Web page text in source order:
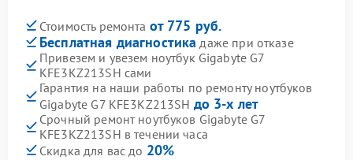
Стоимость ремонта от 775 руб.
Бесплатная диагностика даже при отказе
Привезем и увезем ноутбук Gigabyte G7
KFE3KZ213SH сами
Гарантия на наши работы по ремонту ноутбуков
Gigabyte G7 KFE3KZ213SH до 3-х лет
Срочный ремонт ноутбуков Gigabyte G7
KFE3KZ213SH в течении часа
Скидка для вас до 20%